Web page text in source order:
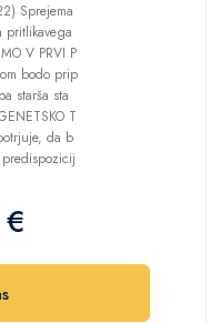
Sprejema
pritlikavega
V PRVI P
bodo prip
starša sta
T
da b